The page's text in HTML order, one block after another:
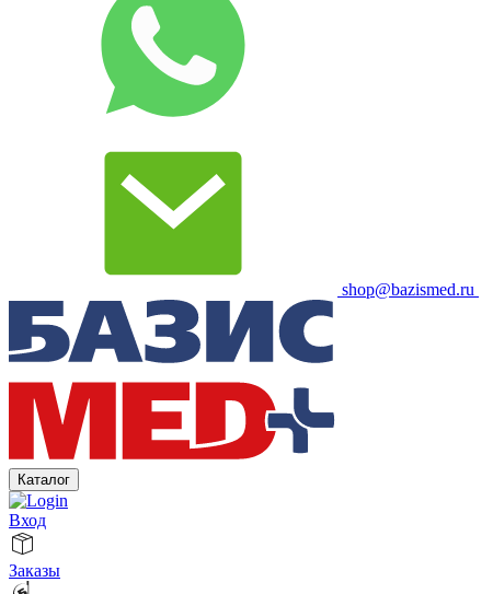
shop@bazismed.ru
Каталог
Вход
Заказы